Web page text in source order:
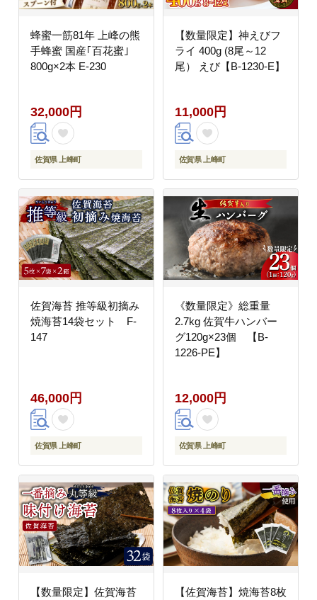
蜂蜜一筋81年 上峰の熊
手蜂蜜 国産｢百花蜜｣
800g×2本 E-230
32,000円
佐賀県 上峰町
【数量限定】神えびフ
ライ 400g (8尾～12
尾） えび【B-1230-E】
11,000円
佐賀県 上峰町
佐賀海苔 推等級初摘み
焼海苔14袋セット F-
147
46,000円
佐賀県 上峰町
《数量限定》総重量
2.7kg 佐賀牛ハンバー
グ120g×23個 【B-
1226-PE】
12,000円
佐賀県 上峰町
【数量限定】佐賀海苔
【佐賀海苔】焼海苔8枚